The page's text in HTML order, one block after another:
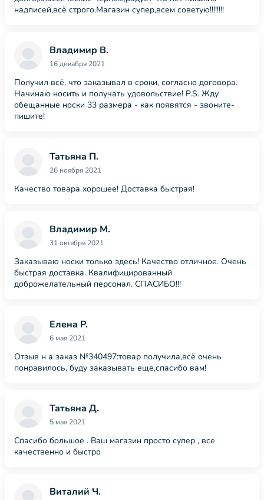
надписей,всё строго.Магазин супер,всем советую!!!!!!!!
Владимир В.
16 декабря 2021
Получил всё, что заказывал в сроки, согласно договора.
Начинаю носить и получать удовольствие! P.S. Жду
обещанные носки 33 размера - как появятся - звоните-
пишите!
Татьяна П.
26 ноября 2021
Качество товара хорошее! Доставка быстрая!
Владимир М.
31 октября 2021
Заказываю носки только здесь! Качество отличное. Очень
быстрая доставка. Квалифицированный
доброжелательный персонал. СПАСИБО!!!
Елена Р.
6 мая 2021
Отзыв н а заказ №340497:товар получила,всё очень
понравилось, буду заказывать еще,спасибо вам!
Татьяна Д.
5 мая 2021
Спасибо большое . Ваш магазин просто супер , все
качественно и быстро
Виталий Ч.